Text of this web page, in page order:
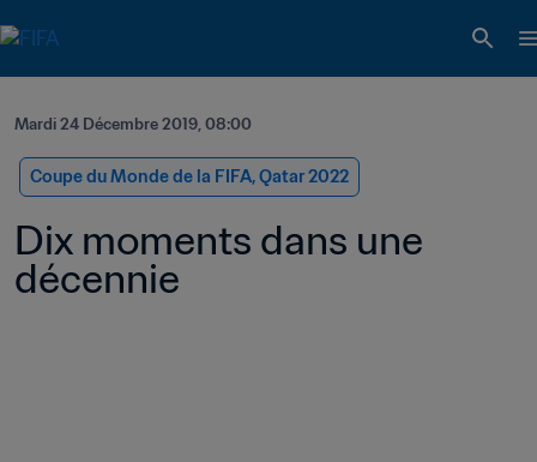
Mardi 24 Décembre 2019, 08:00
Coupe du Monde de la FIFA, Qatar 2022
Dix moments dans une
décennie